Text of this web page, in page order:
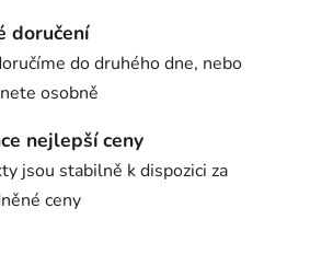
doručení
do druhého dne, nebo
osobně
nejlepší ceny
jsou stabilně k dispozici za
ceny